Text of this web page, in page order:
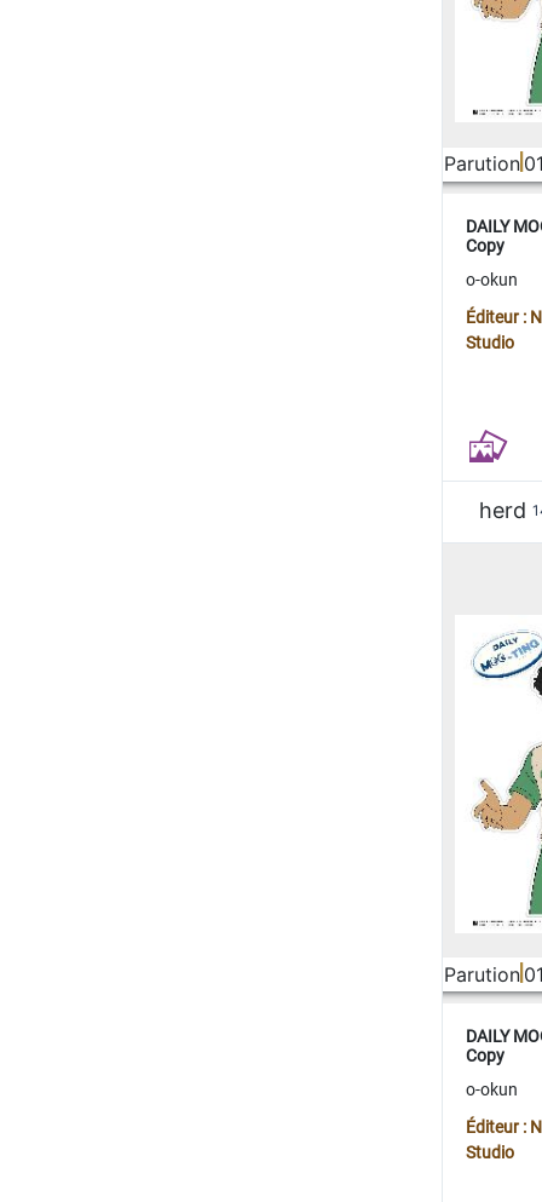
Parution
DAILY
Copy
o-okun
Éditeur :
Studio
herd
Parution
DAILY
Copy
o-okun
Éditeur :
Studio